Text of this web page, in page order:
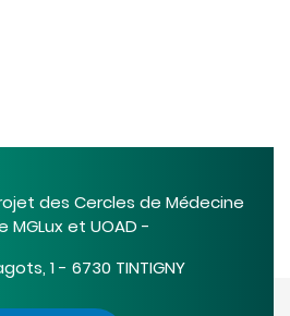
des Cercles de Médecine
MGLux et UOAD -
1 - 6730 TINTIGNY